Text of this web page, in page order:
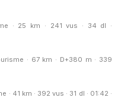
· 25 km · 241 vus · 34 dl ·
· 67 km · D+380 m · 339
· 41 km · 392 vus · 31 dl · 01:42 ·